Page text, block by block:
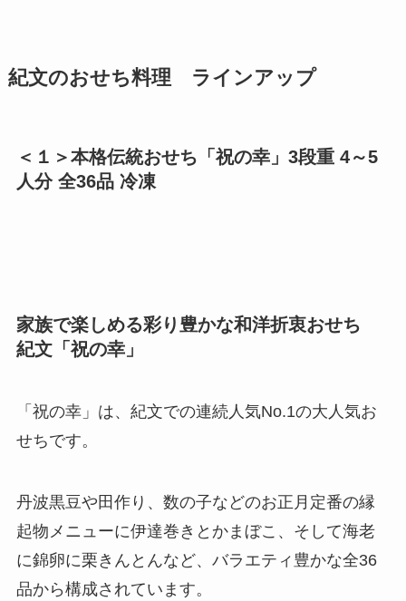
紀文のおせち料理 ラインアップ
＜１＞本格伝統おせち「祝の幸」3段重 4～5
人分 全36品 冷凍
家族で楽しめる彩り豊かな和洋折衷おせち
紀文「祝の幸」
「祝の幸」は、紀文での連続人気No.1の大人気お
せちです。
丹波黒豆や田作り、数の子などのお正月定番の縁
起物メニューに伊達巻きとかまぼこ、そして海老
に錦卵に栗きんとんなど、バラエティ豊かな全36
品から構成されています。